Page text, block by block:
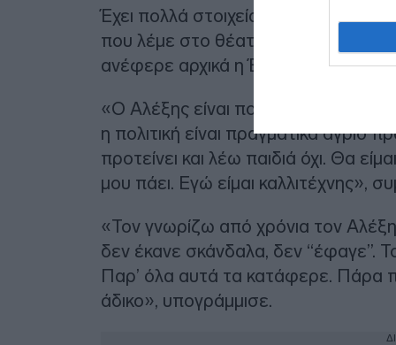
Έχει πολλά στοιχεία που δεν τα
που λέμε στο θέατρο. Βγαίνει και
ανέφερε αρχικά η Έφη
«Ο Αλέξης είναι πολύ γλυκός,
η πολιτική είναι πραγματικά
προτείνει και λέω παιδιά όχι. Θα
μου πάει. Εγώ είμαι καλλιτέχνης»,
«Τον γνωρίζω από χρόνια τον Αλέξη
δεν έκανε σκάνδαλα, δεν “έφαγε”.
Παρ’ όλα αυτά τα κατάφερε. Πάρα
άδικο», υπογράμμισε.